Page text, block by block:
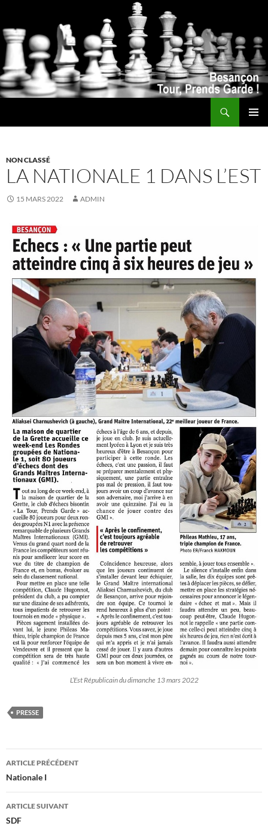
NON CLASSÉ
LA NATIONALE 1 DANS L’EST
15 MARS 2022 ADMIN
L’Est Républicain du dimanche 13 mars 2022
PRESSE
Navigation
des
articles
ARTICLE PRÉCÉDENT
Nationale I
ARTICLE SUIVANT
SDF